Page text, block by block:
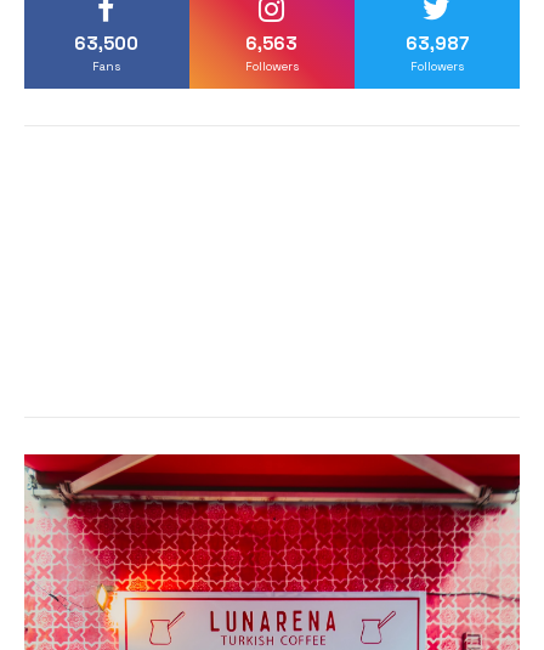
63,500
Fans
6,563
Followers
63,987
Followers